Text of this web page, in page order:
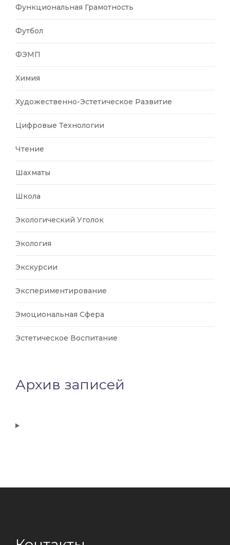
Функциональная Грамотность
Футбол
ФЭМП
Химия
Художественно-Эстетическое Развитие
Цифровые Технологии
Чтение
Шахматы
Школа
Экологический Уголок
Экология
Экскурсии
Экспериментирование
Эмоциональная Сфера
Эстетическое Воспитание
Архив записей